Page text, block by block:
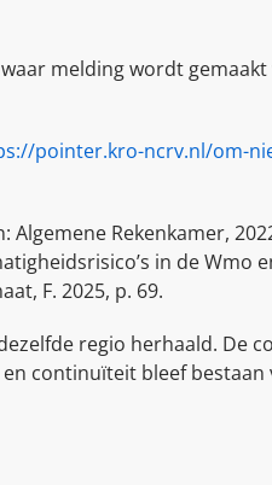
melding wordt gemaakt
pointer.kro-ncrv.nl/om-
Rekenkamer,
in de Wmo
F. 2025, p. 69.
regio herhaald. De
continuïteit bleef